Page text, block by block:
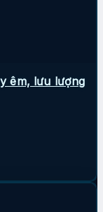
êm, lưu lượng